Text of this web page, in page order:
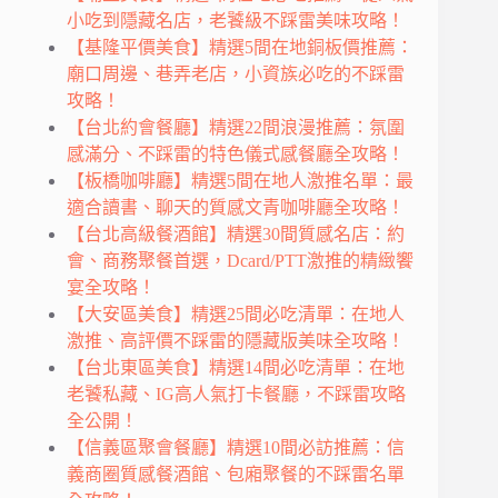
小吃到隱藏名店，老饕級不踩雷美味攻略！
【基隆平價美食】精選5間在地銅板價推薦：
廟口周邊、巷弄老店，小資族必吃的不踩雷
攻略！
【台北約會餐廳】精選22間浪漫推薦：氛圍
感滿分、不踩雷的特色儀式感餐廳全攻略！
【板橋咖啡廳】精選5間在地人激推名單：最
適合讀書、聊天的質感文青咖啡廳全攻略！
【台北高級餐酒館】精選30間質感名店：約
會、商務聚餐首選，Dcard/PTT激推的精緻饗
宴全攻略！
【大安區美食】精選25間必吃清單：在地人
激推、高評價不踩雷的隱藏版美味全攻略！
【台北東區美食】精選14間必吃清單：在地
老饕私藏、IG高人氣打卡餐廳，不踩雷攻略
全公開！
【信義區聚會餐廳】精選10間必訪推薦：信
義商圈質感餐酒館、包廂聚餐的不踩雷名單